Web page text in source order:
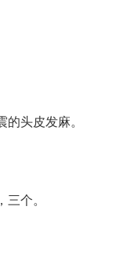
头皮发麻。
个。